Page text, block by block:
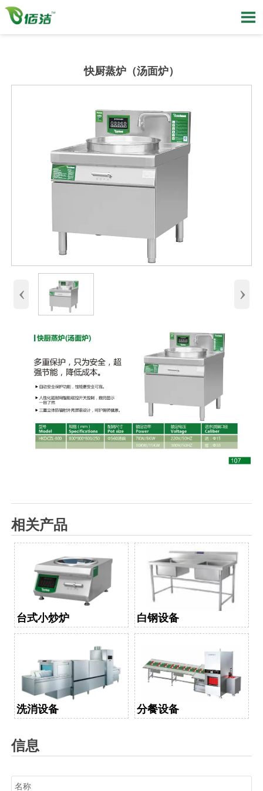

快厨蒸炉（汤面炉）
‹ ›
相关产品
台式小炒炉 白钢设备
洗消设备 分餐设备
信息